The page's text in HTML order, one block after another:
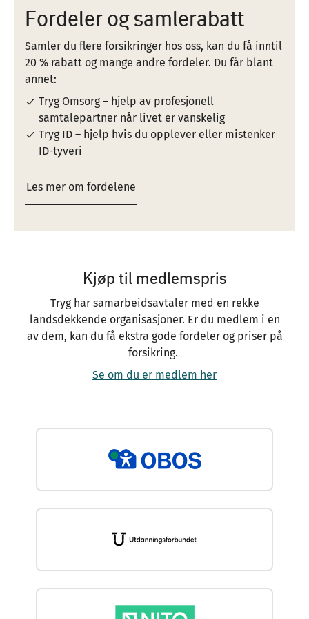
Fordeler og samlerabatt
Samler du flere forsikringer hos oss, kan du få inntil
20 % rabatt og mange andre fordeler. Du får blant
annet:
Tryg Omsorg – hjelp av profesjonell
samtalepartner når livet er vanskelig
Tryg ID – hjelp hvis du opplever eller mistenker
ID-tyveri
Les mer om fordelene
Kjøp til medlemspris
Tryg har samarbeidsavtaler med en rekke
landsdekkende organisasjoner. Er du medlem i en
av dem, kan du få ekstra gode fordeler og priser på
forsikring.
Se om du er medlem her